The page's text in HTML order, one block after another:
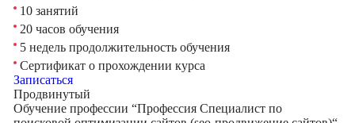
10 занятий
20 часов обучения
5 недель продолжительность обучения
Сертификат о прохождении курса
Записаться
Продвинутый
Обучение профессии “Профессия Специалист по